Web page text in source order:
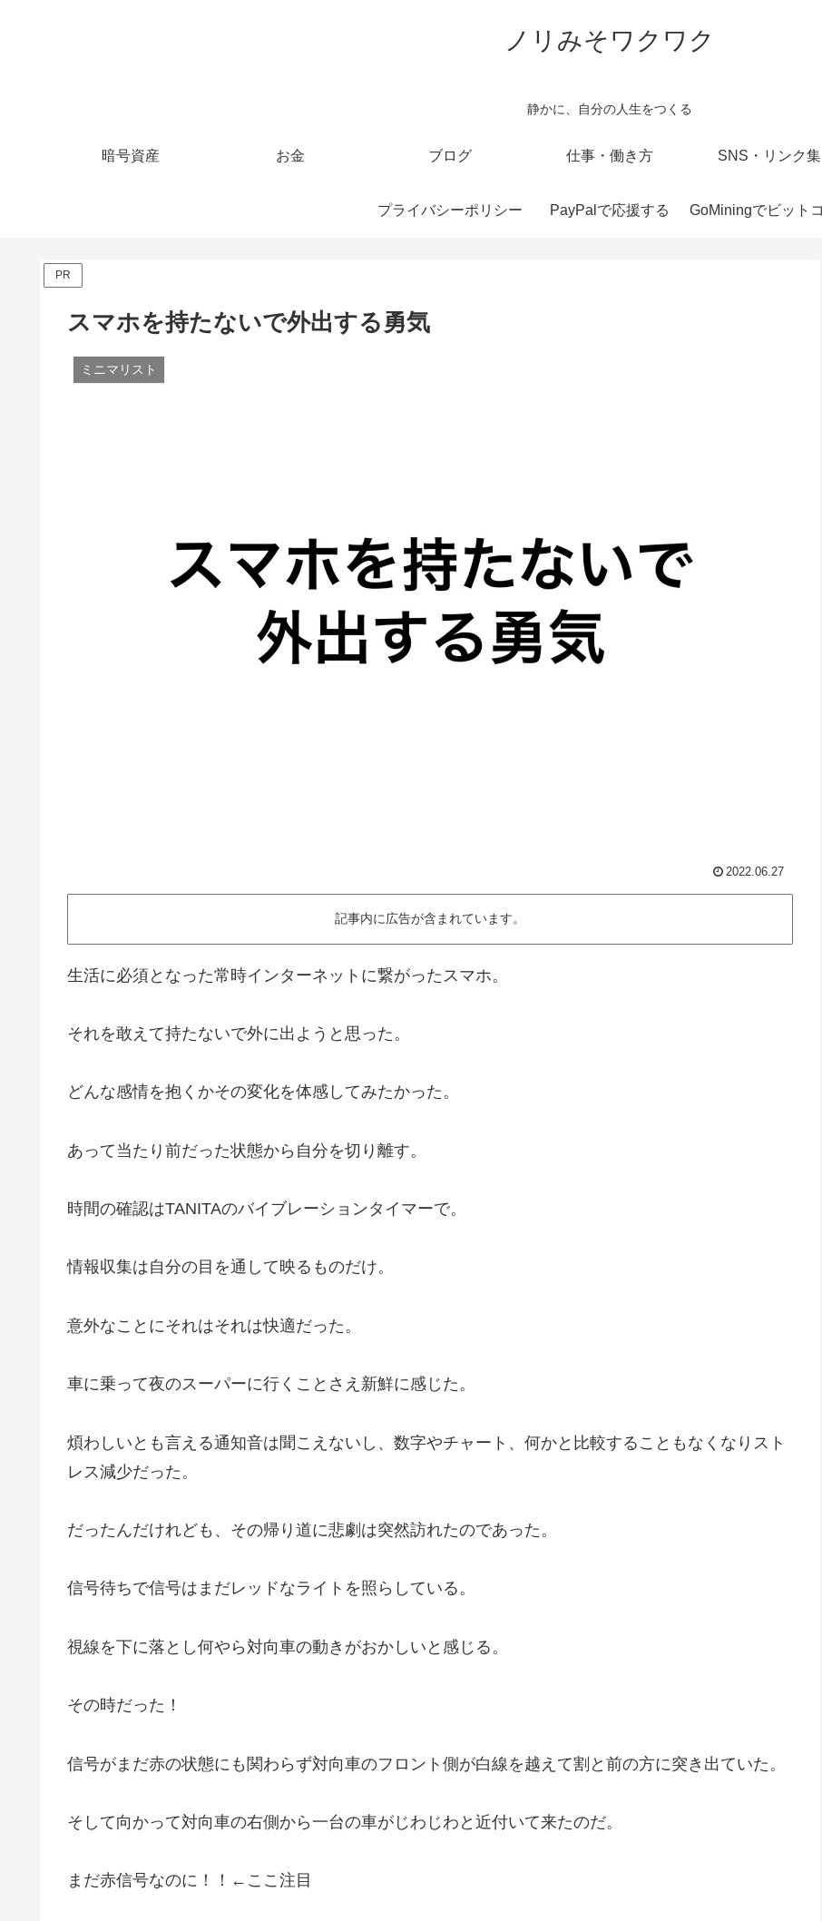
ノリみそワクワク
静かに、自分の人生をつくる
暗号資産 お金 ブログ 仕事・働き方 SNS・リンク集
プライバシーポリシー PayPalで応援する
PR
スマホを持たないで外出する勇気
ミニマリスト
2022.06.27
記事内に広告が含まれています。
生活に必須となった常時インターネットに繋がったスマホ。
それを敢えて持たないで外に出ようと思った。
どんな感情を抱くかその変化を体感してみたかった。
あって当たり前だった状態から自分を切り離す。
時間の確認はTANITAのバイブレーションタイマーで。
情報収集は自分の目を通して映るものだけ。
意外なことにそれはそれは快適だった。
車に乗って夜のスーパーに行くことさえ新鮮に感じた。
煩わしいとも言える通知音は聞こえないし、数字やチャート、何かと比較することもなくなりスト
レス減少だった。
だったんだけれども、その帰り道に悲劇は突然訪れたのであった。
信号待ちで信号はまだレッドなライトを照らしている。
視線を下に落とし何やら対向車の動きがおかしいと感じる。
その時だった！
信号がまだ赤の状態にも関わらず対向車のフロント側が白線を越えて割と前の方に突き出ていた。
そして向かって対向車の右側から一台の車がじわじわと近付いて来たのだ。
まだ赤信号なのに！！←ここ注目